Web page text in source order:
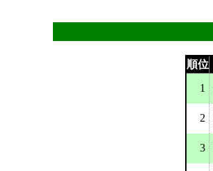
順位
1
2
3